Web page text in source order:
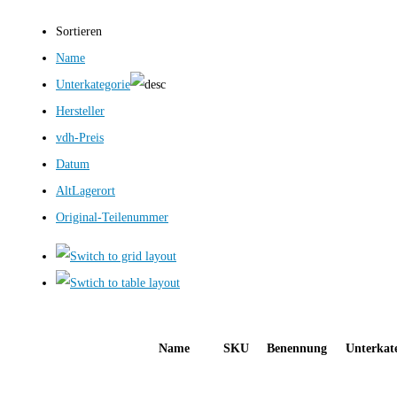
Sortieren
Name
Unterkategorie
Hersteller
vdh-Preis
Datum
AltLagerort
Original-Teilenummer
Name SKU Benennung